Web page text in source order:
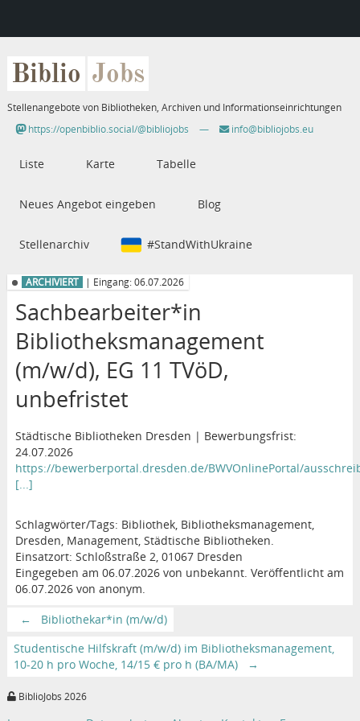
Biblio Jobs
Stellenangebote von Bibliotheken, Archiven und Informationseinrichtungen
https://openbiblio.social/@bibliojobs
— info@bibliojobs.eu
Liste Karte Tabelle
Neues Angebot eingeben Blog
Stellenarchiv #StandWithUkraine
ARCHIVIERT | Eingang: 06.07.2026
Sachbearbeiter*in
Bibliotheksmanagement
(m/w/d), EG 11 TVöD,
unbefristet
Städtische Bibliotheken Dresden | Bewerbungsfrist:
24.07.2026
https://bewerberportal.dresden.de/BWVOnlinePortal/
[...]
Schlagwörter/Tags: Bibliothek, Bibliotheksmanagement,
Dresden, Management, Städtische Bibliotheken.
Einsatzort: Schloßstraße 2, 01067 Dresden
Eingegeben am 06.07.2026 von unbekannt. Veröffentlicht am
06.07.2026 von anonym.
←
Bibliothekar*in (m/w/d)
Studentische Hilfskraft (m/w/d) im Bibliotheksmanagement,
10-20 h pro Woche, 14/15 € pro h (BA/MA)
→
BiblioJobs 2026